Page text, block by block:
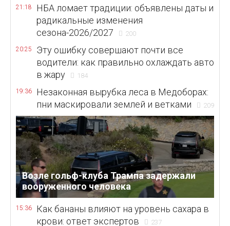
21:18
НБА ломает традиции: объявлены даты и
радикальные изменения
сезона-2026/2027
200
20:25
Эту ошибку совершают почти все
водители: как правильно охлаждать авто
в жару
184
19:36
Незаконная вырубка леса в Медоборах:
пни маскировали землей и ветками
209
Возле гольф-клуба Трампа задержали
вооруженного человека
15:36
Как бананы влияют на уровень сахара в
крови: ответ экспертов
237